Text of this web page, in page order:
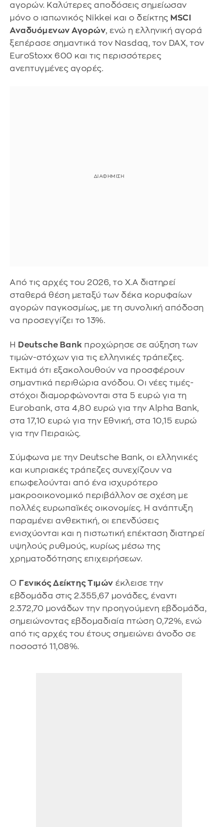
αγορών. Καλύτερες αποδόσεις σημείωσαν
μόνο ο ιαπωνικός Nikkei και ο δείκτης MSCI
Αναδυόμενων Αγορών, ενώ η ελληνική αγορά
ξεπέρασε σημαντικά τον Nasdaq, τον DAX, τον
EuroStoxx 600 και τις περισσότερες
ανεπτυγμένες αγορές.
Από τις αρχές του 2026, το Χ.Α διατηρεί
σταθερά θέση μεταξύ των δέκα κορυφαίων
αγορών παγκοσμίως, με τη συνολική απόδοση
να προσεγγίζει το 13%.
Η Deutsche Bank προχώρησε σε αύξηση των
τιμών-στόχων για τις ελληνικές τράπεζες.
Εκτιμά ότι εξακολουθούν να προσφέρουν
σημαντικά περιθώρια ανόδου. Οι νέες τιμές-
στόχοι διαμορφώνονται στα 5 ευρώ για τη
Eurobank, στα 4,80 ευρώ για την Alpha Bank,
στα 17,10 ευρώ για την Εθνική, στα 10,15 ευρώ
για την Πειραιώς.
Σύμφωνα με την Deutsche Bank, οι ελληνικές
και κυπριακές τράπεζες συνεχίζουν να
επωφελούνται από ένα ισχυρότερο
μακροοικονομικό περιβάλλον σε σχέση με
πολλές ευρωπαϊκές οικονομίες. Η ανάπτυξη
παραμένει ανθεκτική, οι επενδύσεις
ενισχύονται και η πιστωτική επέκταση διατηρεί
υψηλούς ρυθμούς, κυρίως μέσω της
χρηματοδότησης επιχειρήσεων.
O Γενικός Δείκτης Τιμών έκλεισε την
εβδομάδα στις 2.355,67 μονάδες, έναντι
2.372,70 μονάδων την προηγούμενη εβδομάδα,
σημειώνοντας εβδομαδιαία πτώση 0,72%, ενώ
από τις αρχές του έτους σημειώνει άνοδο σε
ποσοστό 11,08%.